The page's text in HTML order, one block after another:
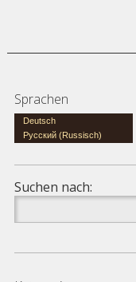
Sprachen
Deutsch
Русский (Russisch)
Suchen nach: